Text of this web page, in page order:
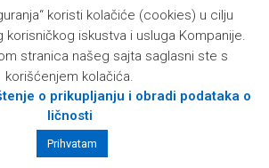
Dunav osiguranje a. d. o.
koristi kolačiće (cookies) u cilju
korisničkog iskustva i usluga Kompanije.
stranica našeg sajta saglasni ste s
korišćenjem kolačića.
o prikupljanju i obradi podataka o
ličnosti
Prihvatam